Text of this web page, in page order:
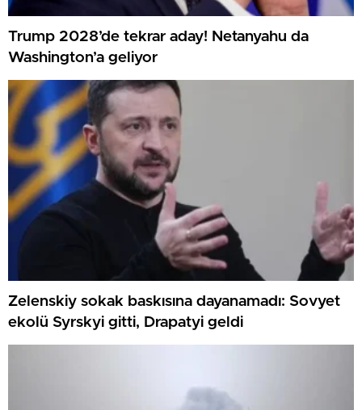
Trump 2028’de tekrar aday! Netanyahu da
Washington’a geliyor
Zelenskiy sokak baskısına dayanamadı: Sovyet
ekolü Syrskyi gitti, Drapatyi geldi